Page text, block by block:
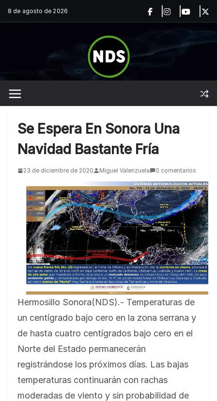
Saltar
al
8 de agosto de 2026
Se Espera En Sonora Una
Navidad Bastante Fría
23 de diciembre de 2020 Miguel Valenzuela 0 comentarios
Hermosillo Sonora(NDS).- Temperaturas de
un centígrado bajo cero en la zona serrana y
de hasta cuatro centígrados bajo cero en el
Norte del Estado permanecerán
registrándose los próximos días. Las bajas
temperaturas continuarán con rachas
moderadas de viento y sin probabilidad de